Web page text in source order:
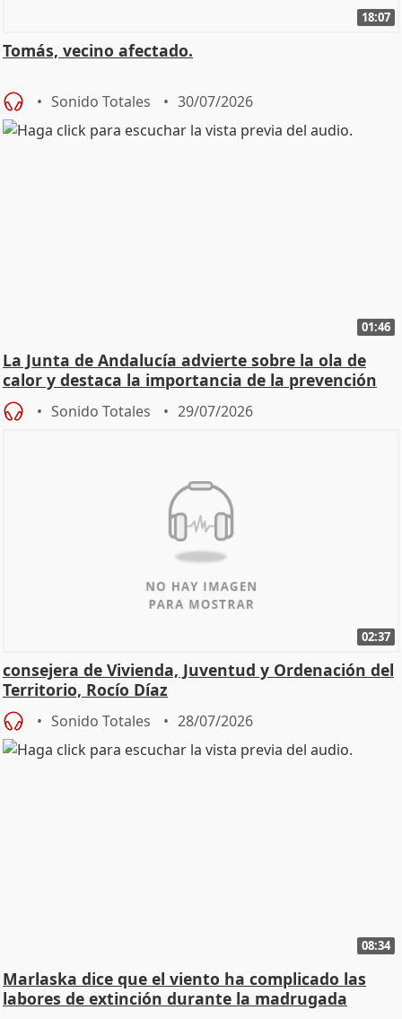
18:07
Tomás, vecino afectado.
Sonido Totales 30/07/2026
01:46
La Junta de Andalucía advierte sobre la ola de
calor y destaca la importancia de la prevención
Sonido Totales 29/07/2026
02:37
consejera de Vivienda, Juventud y Ordenación del
Territorio, Rocío Díaz
Sonido Totales 28/07/2026
08:34
Marlaska dice que el viento ha complicado las
labores de extinción durante la madrugada